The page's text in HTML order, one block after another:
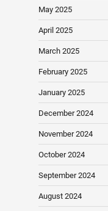
May 2025
April 2025
March 2025
February 2025
January 2025
December 2024
November 2024
October 2024
September 2024
August 2024